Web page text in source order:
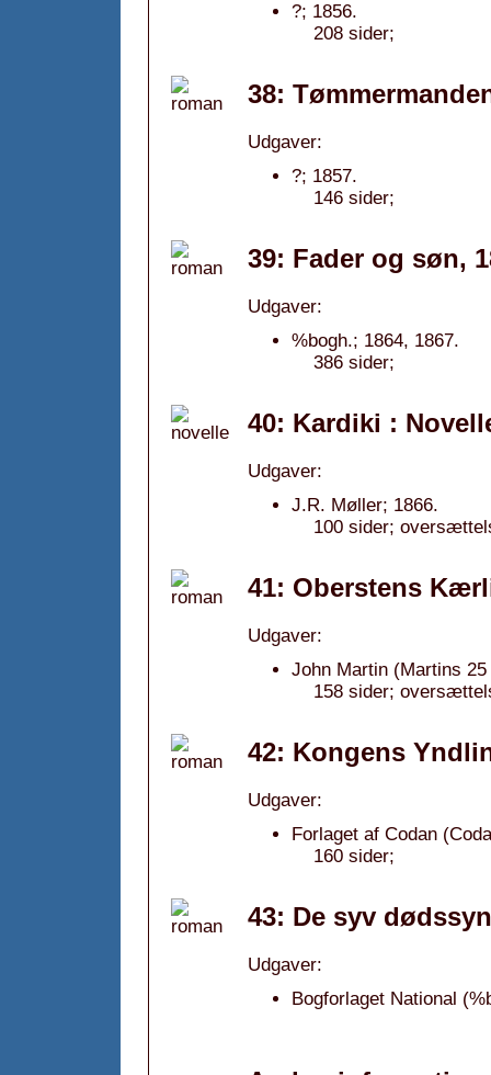
?; 1856.
208 sider;
38:
Udgaver:
?; 1857.
146 sider;
39: Fader og søn,
Udgaver:
%bogh.; 1864, 1867.
386 sider;
40: Kardiki :
Udgaver:
J.R. Møller; 1866.
100 sider;
41: Oberstens
Udgaver:
John Martin (Martins
158 sider;
42: Kongens
Udgaver:
Forlaget af Codan
160 sider;
43: De syv
Udgaver:
Bogforlaget National